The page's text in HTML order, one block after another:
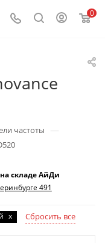
0
частоты —
складе АйДи
491
x Сбросить все